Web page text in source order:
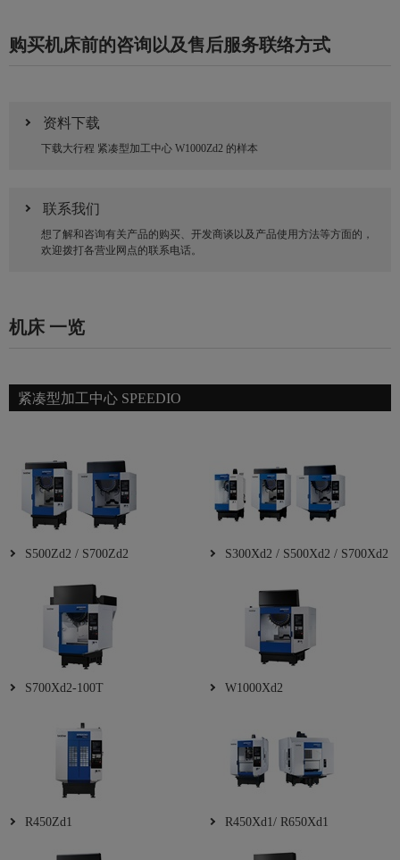
购买机床前的咨询以及售后服务联络方式
资料下载
下载大行程 紧凑型加工中心 W1000Zd2 的样本
联系我们
想了解和咨询有关产品的购买、开发商谈以及产品使用方法等方面的，
欢迎拨打各营业网点的联系电话。
机床 一览
紧凑型加工中心 SPEEDIO
S500Zd2 / S700Zd2 S300Xd2 / S500Xd2 / S700Xd2
S700Xd2-100T W1000Xd2
R450Zd1 R450Xd1/ R650Xd1